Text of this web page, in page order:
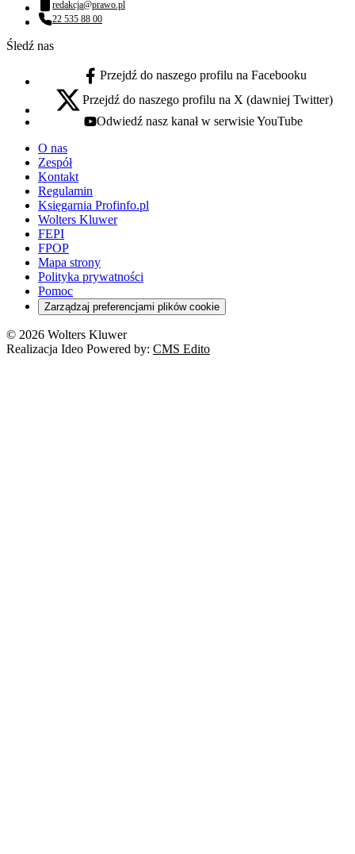
Adres email:
redakcja@prawo.pl
Numer telefonu:
22 535 88 00
Śledź nas
facebook - otwiera się w nowej karcie
Przejdź do naszego profilu na Facebooku
x - otwiera się w nowej karcie
Przejdź do naszego profilu na X (dawniej Twitter)
youtube - otwiera się w nowej karcie
Odwiedź nasz kanał w serwisie YouTube
O nas
Zespół
Kontakt
Regulamin
Księgarnia Profinfo.pl
Wolters Kluwer
FEPI
FPOP
Mapa strony
Polityka prywatności
Pomoc
Zarządzaj preferencjami plików cookie
© 2026 Wolters Kluwer
Realizacja Ideo Powered by: CMS Edito